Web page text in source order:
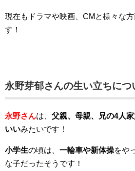
現在もドラマや映画、CMと様々な
す！
永野芽郁さんの生い立ちに
永野さんは、 父親、母親、兄の4人
いいみたいです！
小学生の頃は、 一輪車や新体操をや
な子だったそうです！